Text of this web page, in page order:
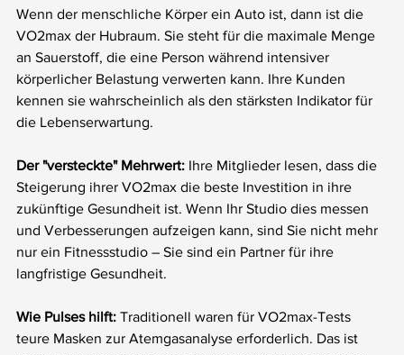
Wenn der menschliche Körper ein Auto ist, dann ist die
VO2max der Hubraum. Sie steht für die maximale Menge
an Sauerstoff, die eine Person während intensiver
körperlicher Belastung verwerten kann. Ihre Kunden
kennen sie wahrscheinlich als den stärksten Indikator für
die Lebenserwartung.
Der "versteckte" Mehrwert: Ihre Mitglieder lesen, dass die
Steigerung ihrer VO2max die beste Investition in ihre
zukünftige Gesundheit ist. Wenn Ihr Studio dies messen
und Verbesserungen aufzeigen kann, sind Sie nicht mehr
nur ein Fitnessstudio – Sie sind ein Partner für ihre
langfristige Gesundheit.
Wie Pulses hilft: Traditionell waren für VO2max-Tests
teure Masken zur Atemgasanalyse erforderlich. Das ist